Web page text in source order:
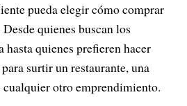
pueda elegir cómo comprar
quienes buscan los
hasta quienes prefieren hacer
surtir un restaurante, una
cualquier otro emprendimiento.